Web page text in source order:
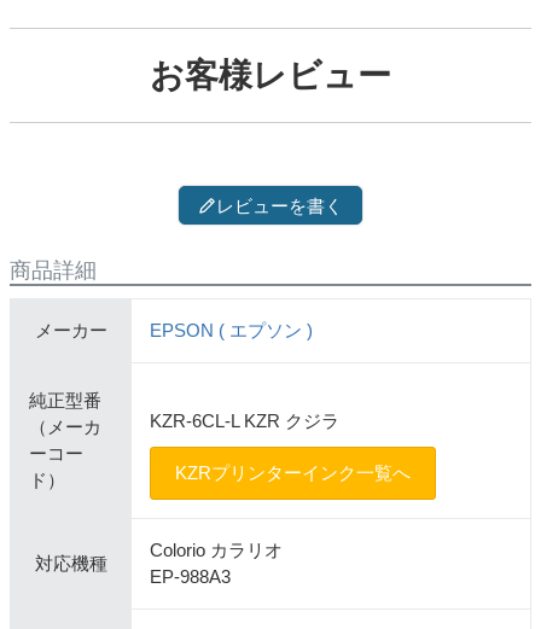
お客様レビュー
レビューを書く
商品詳細
メーカー EPSON ( エプソン )
純正型番
（メーカ
ーコー
ド）
KZR-6CL-L KZR クジラ
KZRプリンターインク一覧へ
対応機種
Colorio カラリオ
EP-988A3